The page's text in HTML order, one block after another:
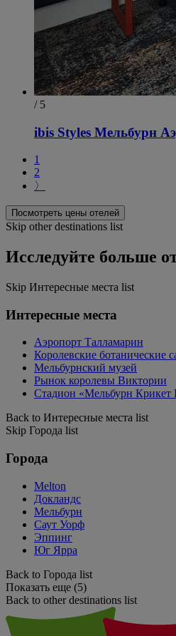
/ 5
ibis Styles Мельбурн
1
2
〉
Посмотреть цены отелей
Skip other destinations list
Исследуйте больше
Skip Интересные места list
Интересные места
Аэропорт Талламарин
Королевские ботанические
Мельбурнский музей
Рынок королевы Виктории
Стадион «Мельбурн Крикет
Back to Интересные места list
Skip Города list
Города
Melton
Докландс
Мельбурн
Саут Уорф
Эппинг
Юг Ярра
Back to Города list
Показать еще (5)
Back to other destinations list